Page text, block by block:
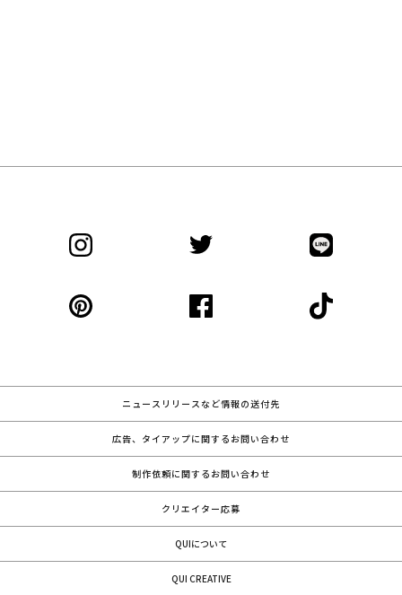
ニュースリリースなど情報の送付先
広告、タイアップに関するお問い合わせ
制作依頼に関するお問い合わせ
クリエイター応募
QUIについて
QUI CREATIVE